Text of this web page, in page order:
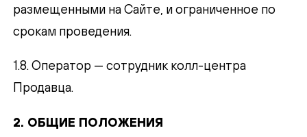
размещенными на Сайте, и ограниченное по
срокам проведения.
1.8. Оператор — сотрудник колл-центра
Продавца.
2. ОБЩИЕ ПОЛОЖЕНИЯ